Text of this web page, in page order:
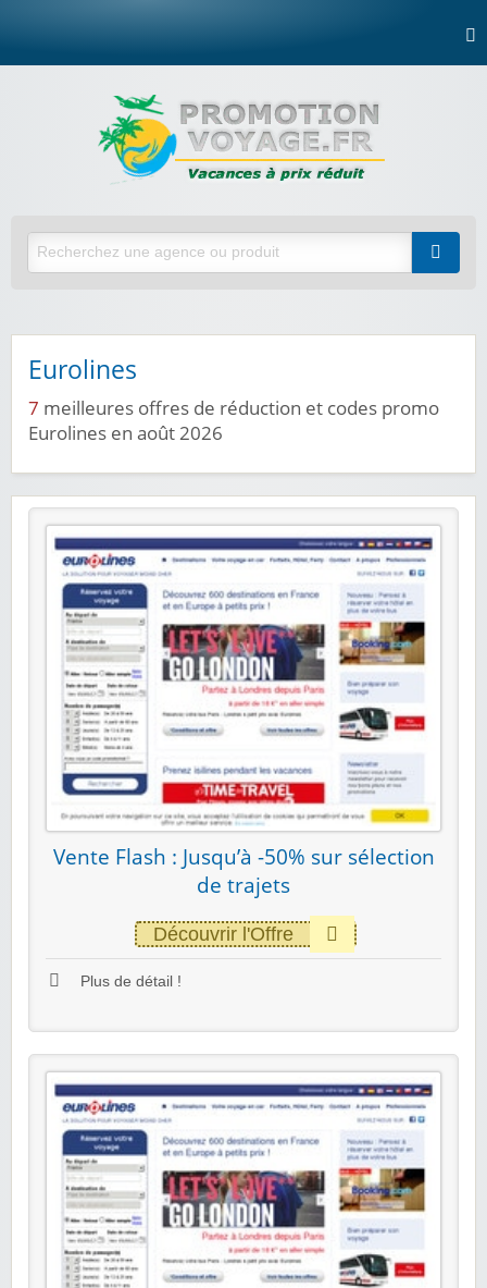
Eurolines
7 meilleures offres de réduction et codes promo
Eurolines en août 2026
Vente Flash : Jusqu’à -50% sur sélection
de trajets
Découvrir l'Offre
Plus de détail !